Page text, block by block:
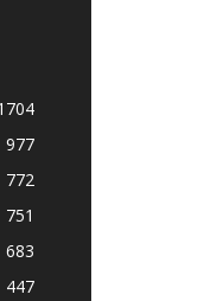
977
772
751
683
447